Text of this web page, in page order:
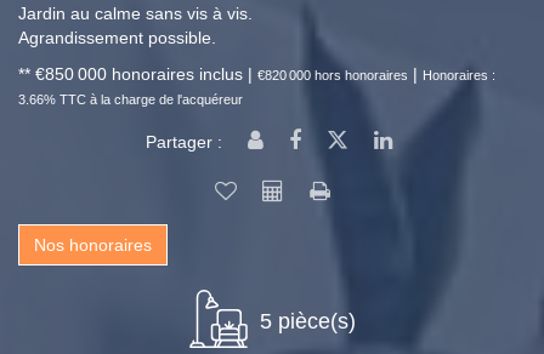
Jardin au calme sans vis à vis.
Agrandissement possible.
** €850 000 honoraires inclus | €820 000 hors honoraires | Honoraires :
3.66% TTC à la charge de l'acquéreur
Partager :
Nos honoraires
5 pièce(s)